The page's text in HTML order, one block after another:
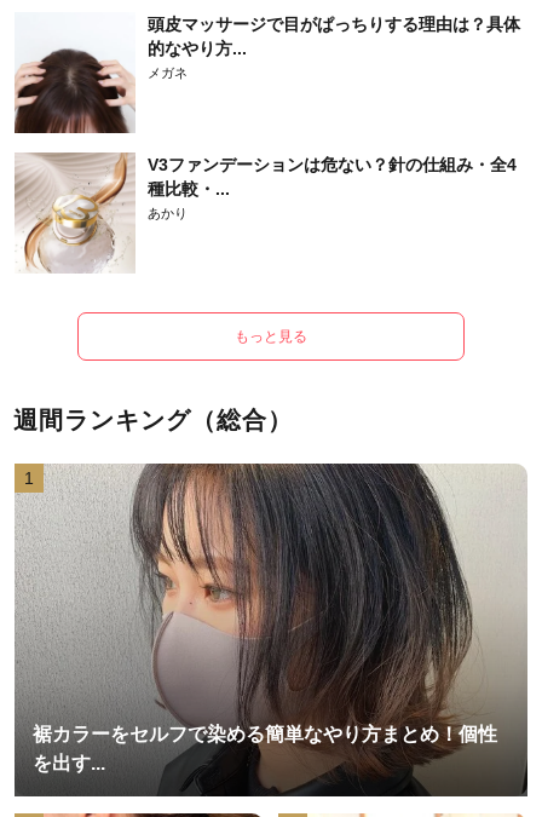
頭皮マッサージで目がぱっちりする理由は？具体
的なやり方...
メガネ
V3ファンデーションは危ない？針の仕組み・全4
種比較・...
あかり
もっと見る
週間ランキング（総合）
1
裾カラーをセルフで染める簡単なやり方まとめ！個性
を出す...